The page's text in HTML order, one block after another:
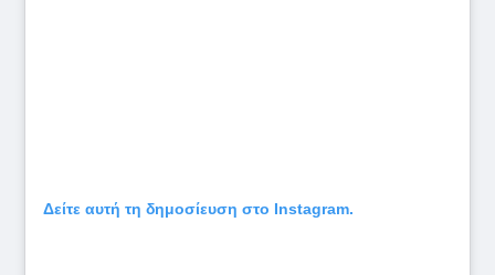
Δείτε αυτή τη δημοσίευση στο Instagram.